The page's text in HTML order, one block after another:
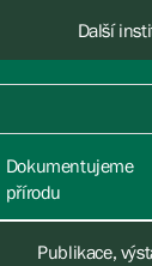
Další
Dokumentujeme
přírodu
Publikace,